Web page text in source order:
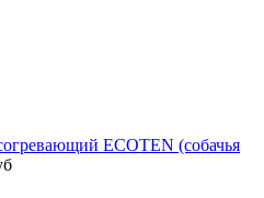
ECOTEN (собачья